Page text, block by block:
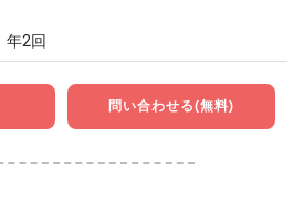
2回
問い合わせる(無料)